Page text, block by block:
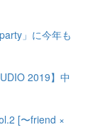
」に今年も
2019】中
[〜friend ×